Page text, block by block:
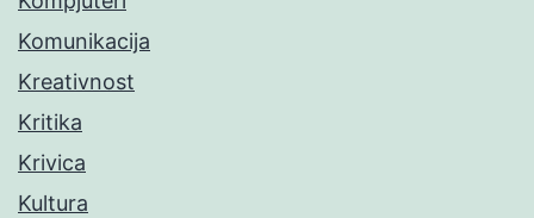
Komunikacija
Kreativnost
Kritika
Krivica
Kultura